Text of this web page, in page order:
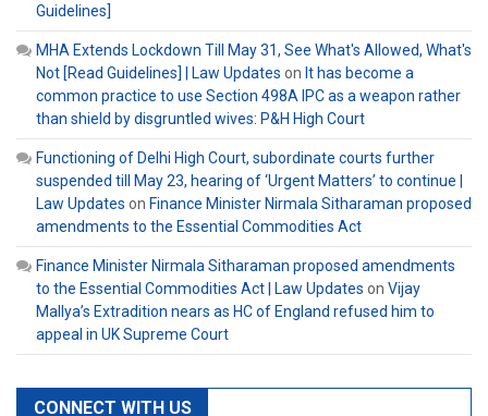
Guidelines]
MHA Extends Lockdown Till May 31, See What's Allowed, What's
Not [Read Guidelines] | Law Updates on It has become a
common practice to use Section 498A IPC as a weapon rather
than shield by disgruntled wives: P&H High Court
Functioning of Delhi High Court, subordinate courts further
suspended till May 23, hearing of ‘Urgent Matters’ to continue |
Law Updates on Finance Minister Nirmala Sitharaman proposed
amendments to the Essential Commodities Act
Finance Minister Nirmala Sitharaman proposed amendments
to the Essential Commodities Act | Law Updates on Vijay
Mallya’s Extradition nears as HC of England refused him to
appeal in UK Supreme Court
CONNECT WITH US